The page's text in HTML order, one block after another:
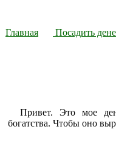
Главная Посадить
Привет. Это мое
богатства. Чтобы оно